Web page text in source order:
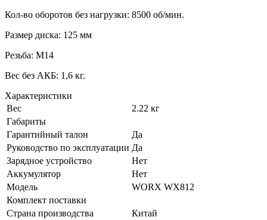
Кол-во оборотов без нагрузки: 8500 об/мин.
Размер диска: 125 мм
Резьба: М14
Вес без АКБ: 1,6 кг.
Характеристики
Вес
2.22 кг
Габариты
Гарантийный талон
Да
Руководство по эксплуатации Да
Зарядное устройство
Нет
Аккумулятор
Нет
Модель
WORX WX812
Комплект поставки
Страна производства
Китай